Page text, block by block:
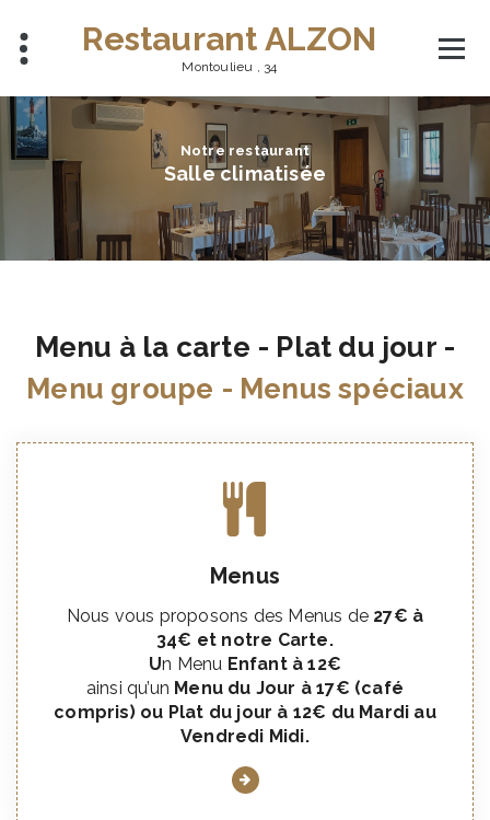
contenu
Restaurant ALZON
Montoulieu , 34
Menu à la carte - Plat du jour -
Menu groupe - Menus spéciaux
Menus
Nous vous proposons des Menus de 27€ à
34€ et notre Carte.
Un Menu Enfant à 12€
ainsi qu’un Menu du Jour à 17€ (café
compris) ou Plat du jour à 12€ du Mardi au
Vendredi Midi.